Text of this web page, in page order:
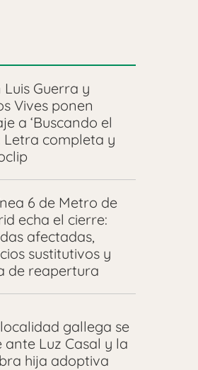
Luis Guerra y
Vives ponen
a ‘Buscando el
Letra completa y
6 de Metro de
echa el cierre:
afectadas,
sustitutivos y
de reapertura
gallega se
ante Luz Casal y la
hija adoptiva